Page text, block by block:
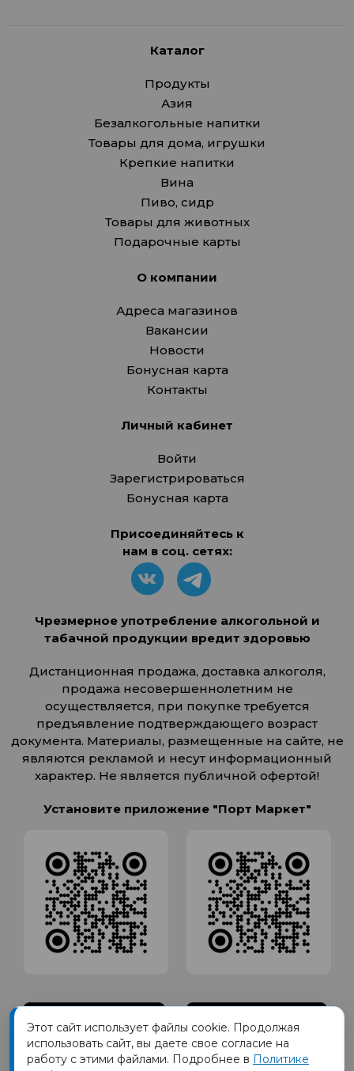
Каталог
Продукты
Азия
Безалкогольные напитки
Товары для дома, игрушки
Крепкие напитки
Вина
Пиво, сидр
Товары для животных
Подарочные карты
О компании
Адреса магазинов
Вакансии
Новости
Бонусная карта
Контакты
Личный кабинет
Войти
Зарегистрироваться
Бонусная карта
Присоединяйтесь к
нам в соц. сетях:
Чрезмерное употребление алкогольной и
табачной продукции вредит здоровью
Дистанционная продажа, доставка алкоголя,
продажа несовершеннолетним не
осуществляется, при покупке требуется
предъявление подтверждающего возраст
документа. Материалы, размещенные на сайте, не
являются рекламой и несут информационный
характер. Не является публичной офертой!
Установите приложение "Порт Маркет"
Этот сайт использует файлы cookie. Продолжая
использовать сайт, вы даете свое согласие на
работу с этими файлами. Подробнее в Политике